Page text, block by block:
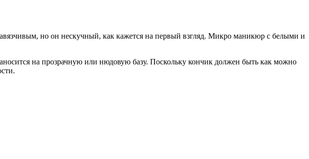
но он нескучный, как кажется на первый взгляд. Микро маникюр с белыми и
на прозрачную или нюдовую базу. Поскольку кончик должен быть как можно